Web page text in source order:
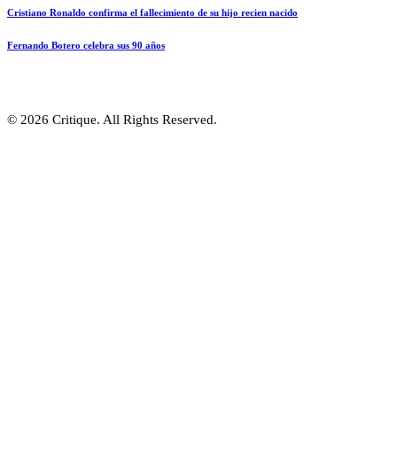
Cristiano Ronaldo confirma el fallecimiento de su hijo recien nacido
Fernando Botero celebra sus 90 años
© 2026 Critique. All Rights Reserved.